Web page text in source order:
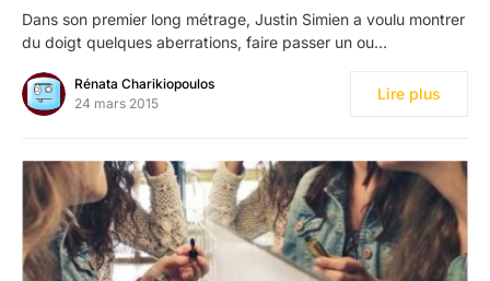
Dans son premier long métrage, Justin Simien a voulu montrer
du doigt quelques aberrations, faire passer un ou…
Rénata Charikiopoulos
24 mars 2015
Lire plus